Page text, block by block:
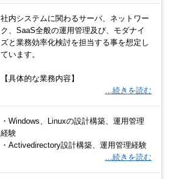
社内システムに関わるサーバ、ネットワー
ク、SaaS全般の運用管理及び、モダナイ
ズと業務効率化検討を担当する事を想定し
ています。
【具体的な業務内容】
…続きを読む
・Windows、Linuxの設計構築、運用管理
経験
・Activedirectory設計構築、運用管理経験
…続きを読む